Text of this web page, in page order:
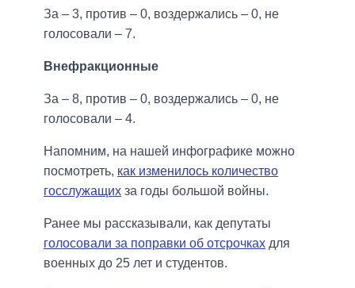
За – 3, против – 0, воздержались – 0, не
голосовали – 7.
Внефракционные
За – 8, против – 0, воздержались – 0, не
голосовали – 4.
Напомним, на нашей инфографике можно
посмотреть, как изменилось количество
госслужащих за годы большой войны.
Ранее мы рассказывали, как депутаты
голосовали за поправки об отсрочках для
военных до 25 лет и студентов.